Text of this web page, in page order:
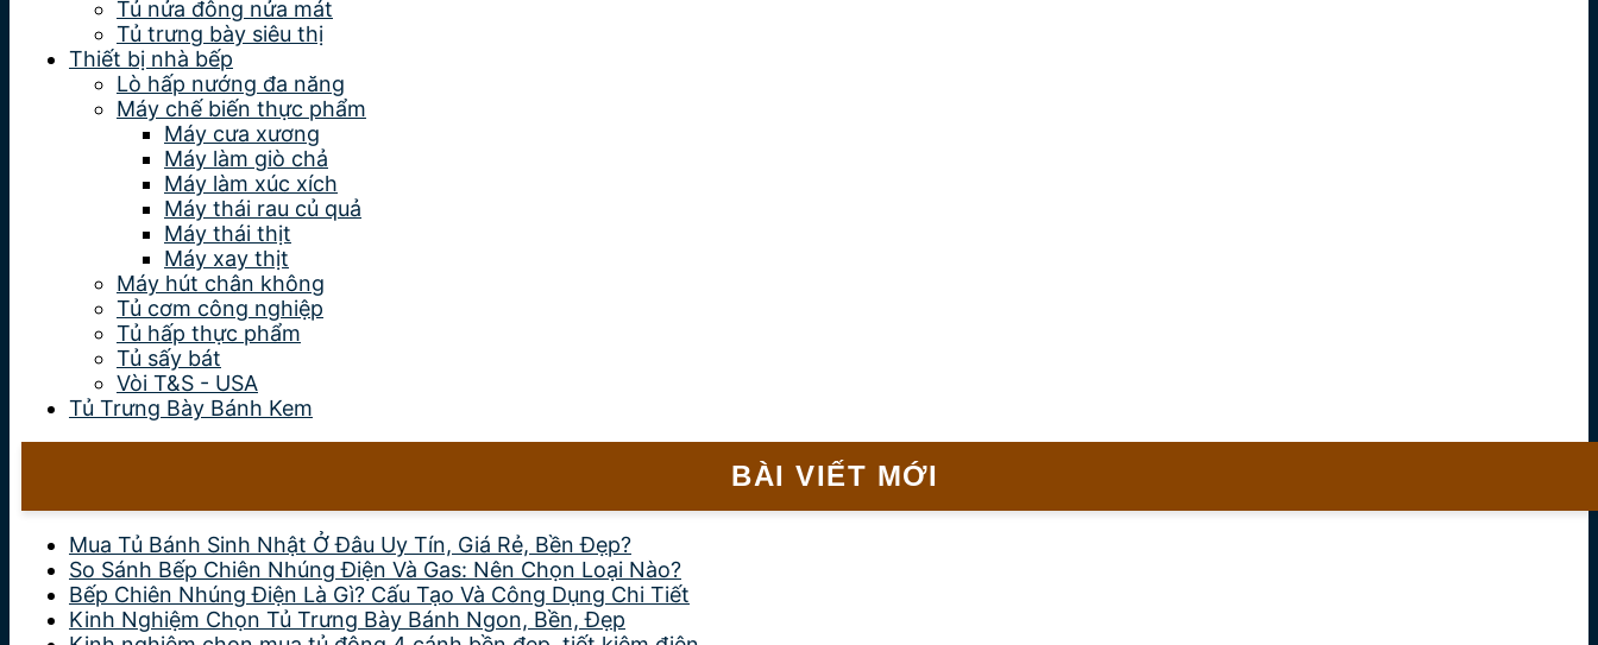
Tủ nửa đông nửa mát
Tủ trưng bày siêu thị
Thiết bị nhà bếp
Lò hấp nướng đa năng
Máy chế biến thực phẩm
Máy cưa xương
Máy làm giò chả
Máy làm xúc xích
Máy thái rau củ quả
Máy thái thịt
Máy xay thịt
Máy hút chân không
Tủ cơm công nghiệp
Tủ hấp thực phẩm
Tủ sấy bát
Vòi T&S - USA
Tủ Trưng Bày Bánh Kem
BÀI VIẾT MỚI
Mua Tủ Bánh Sinh Nhật Ở Đâu Uy Tín, Giá Rẻ, Bền Đẹp?
So Sánh Bếp Chiên Nhúng Điện Và Gas: Nên Chọn Loại Nào?
Bếp Chiên Nhúng Điện Là Gì? Cấu Tạo Và Công Dụng Chi Tiết
Kinh Nghiệm Chọn Tủ Trưng Bày Bánh Ngon, Bền, Đẹp